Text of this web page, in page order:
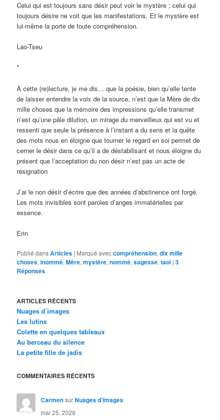
Celui qui est toujours sans désir peut voir le mystère ; celui qui
toujours désire ne voit que les manifestations. Et le mystère est
lui-même la porte de toute compréhension.
Lao-Tseu
*
À cette (re)lecture, je me dis… que la poésie, bien qu’elle tente
de laisser entendre la voix de la source, n’est que la Mère de dix
mille choses que la mémoire des impressions qu’elle transmet
n’est qu’une pâle dilution, un mirage du merveilleux qui est vu et
ressenti que seule la présence à l’instant a du sens et la quête
des mots nous en éloigne que tourner le regard en soi permet de
cerner le désir dans ce qu’il a de déstabilisant et nous éloigne du
présent que l’acceptation du non désir n’est pas un acte de
résignation
J’ai le non désir d’écrire que des années d’abstinence ont forgé.
Les mots invisibles sont paroles d’anges immatérielles par
essence.
Erin
Publié dansArticles | Marqué aveccompréhension,dix mille
choses,inommé,Mère,mystère,nommé,sagesse,taoi |3
Réponses
ARTICLES RÉCENTS
Nuages d’images
Les lutins
Colette en quelques tableaux
Au berceau du silence
La petite fille de jadis
COMMENTAIRES RÉCENTS
CarmensurNuages d’images
mai 25, 2026